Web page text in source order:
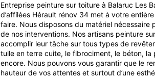
Entreprise peinture sur toiture à Balaruc Les
d’affilées Hérault rénov 34 met à votre
faire. Nous disposons du matériel nécessaire
de nos interventions. Nos artisans peinture
accomplir leur tâche sur tous types de
tuile en terre cuite, le fibrociment, le béton, la
encore. Nous pouvons vous garantir que le
hauteur de vos attentes et surtout d’une